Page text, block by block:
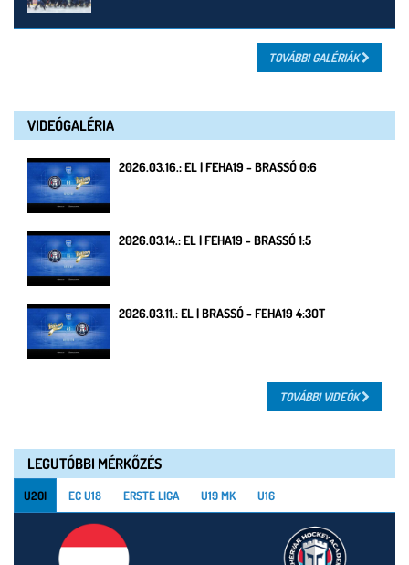
TOVÁBBI GALÉRIÁK
VIDEÓGALÉRIA
2026.03.16.: EL | FEHA19 - BRASSÓ 0:6
2026.03.14.: EL | FEHA19 - BRASSÓ 1:5
2026.03.11.: EL | BRASSÓ - FEHA19 4:3OT
TOVÁBBI VIDEÓK
LEGUTÓBBI MÉRKŐZÉS
U20I EC U18 ERSTE LIGA U19 MK U16